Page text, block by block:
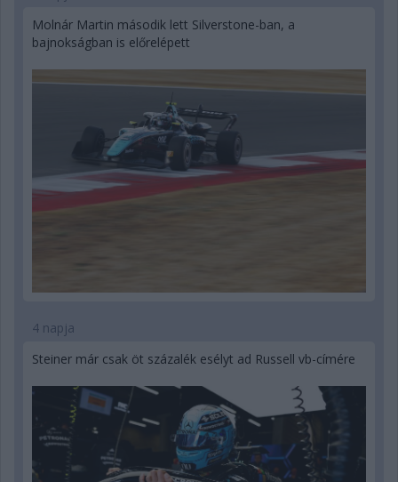
Molnár Martin második lett Silverstone-ban, a
bajnokságban is előrelépett
4 napja
Steiner már csak öt százalék esélyt ad Russell vb-címére